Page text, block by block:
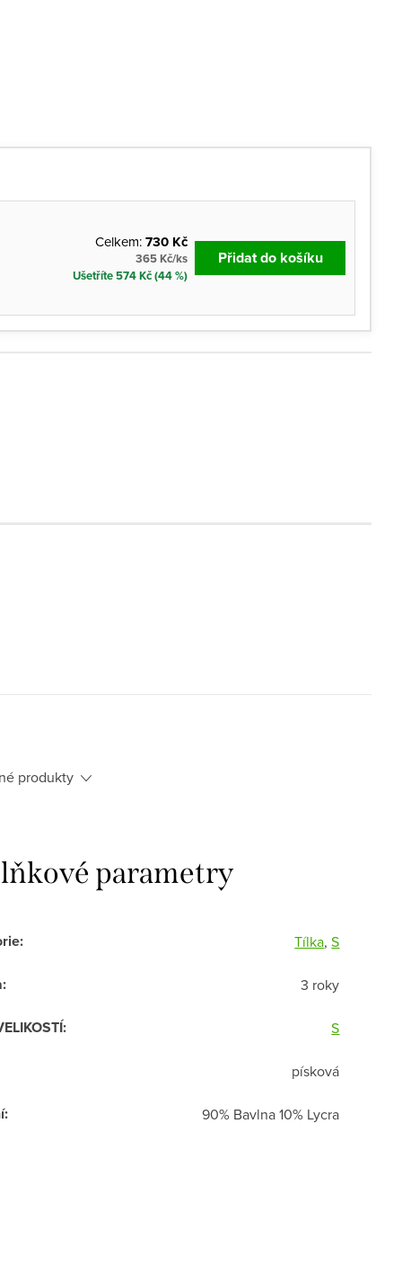
Celkem:730 Kč
365 Kč/ks
Ušetříte 574 Kč (44 %)
Přidat do košíku
produkty
parametry
: Tílka,S
: 3 roky
: S
písková
: 90% Bavlna 10% Lycra